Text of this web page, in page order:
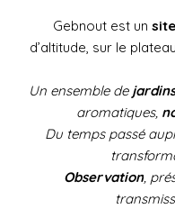
Gebnout est un
d’altitude, sur le
Un ensemble de
aromatiques,
Du temps passé
Observation ,